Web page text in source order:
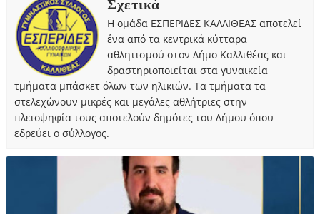
Σχετικά
Η ομάδα ΕΣΠΕΡΙΔΕΣ ΚΑΛΛΙΘΕΑΣ αποτελεί
ένα από τα κεντρικά κύτταρα
αθλητισμού στον Δήμο Καλλιθέας και
δραστηριοποιείται στα γυναικεία
τμήματα μπάσκετ όλων των ηλικιών. Τα τμήματα τα
στελεχώνουν μικρές και μεγάλες αθλήτριες στην
πλειοψηφία τους αποτελούν δημότες του Δήμου όπου
εδρεύει ο σύλλογος.